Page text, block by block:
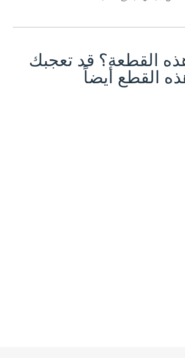
القطعة؟ قد تعجبك
القطع أيضاً